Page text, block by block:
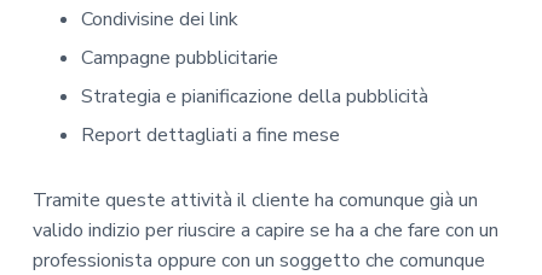
Condivisine dei link
Campagne pubblicitarie
Strategia e pianificazione della pubblicità
Report dettagliati a fine mese
Tramite queste attività il cliente ha comunque già un
valido indizio per riuscire a capire se ha a che fare con un
professionista oppure con un soggetto che comunque